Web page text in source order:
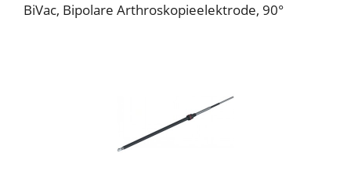
BiVac, Bipolare Arthroskopieelektrode, 90°